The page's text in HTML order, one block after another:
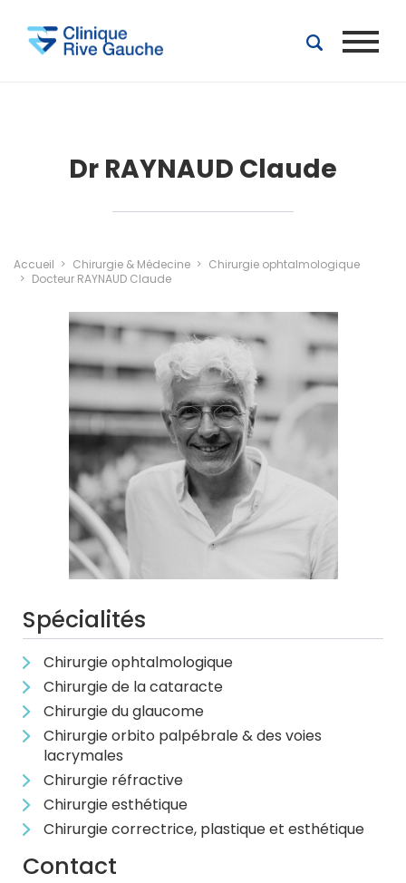
Dr RAYNAUD Claude
Accueil Chirurgie & Médecine
Chirurgie ophtalmologique
Docteur RAYNAUD Claude
Spécialités
Chirurgie ophtalmologique
Chirurgie de la cataracte
Chirurgie du glaucome
Chirurgie orbito palpébrale & des voies
lacrymales
Chirurgie réfractive
Chirurgie esthétique
Chirurgie correctrice, plastique et esthétique
Contact